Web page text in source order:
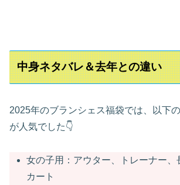
中身ネタバレ＆去年との違い
2025年のブランシェス福袋では、以下
が人気でした👇
女の子用：アウター、トレーナー、
カート